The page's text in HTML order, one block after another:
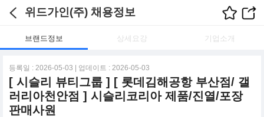
위드가인(주) 채용정보
브랜드정보 상세요강 기업소개
등록일 : 2026-05-03 | 업데이트 : 2026-05-03
[ 시슬리 뷰티그룹 ] [ 롯데김해공항 부산점/ 갤
러리아천안점 ] 시슬리코리아 제품/진열/포장
판매사원